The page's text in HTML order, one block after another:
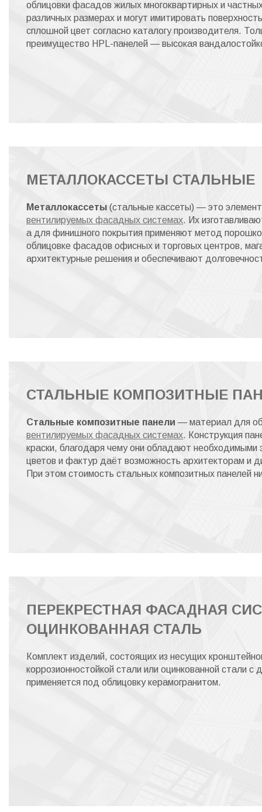
облицовки фасадов жилых многоквартирных и
различных размерах и могут имитировать
сплошной цвет согласно каталогу производителя.
преимущество HPL-панелей — высокая
МЕТАЛЛОКАССЕТЫ СТАЛЬНЫЕ
Металлокассеты (стальные кассеты) — это
вентилируемых фасадных системах. Их
а для финишного покрытия применяют метод
облицовке фасадов офисных и торговых центров,
архитектурные решения и обеспечивают
СТАЛЬНЫЕ КОМПОЗИТНЫЕ
Стальные композитные панели — материал для
вентилируемых фасадных системах. Конструкция
краски, благодаря чему они обладают необходимыми
цветов и фактур даёт возможность архитекторам и
При этом стоимость стальных композитных панелей
ПЕРЕКРЕСТНАЯ ФАСАДНАЯ
ОЦИНКОВАННАЯ СТАЛЬ
Комплект изделий, состоящих из несущих
коррозионностойкой стали или оцинкованной стали
применяется под облицовку керамогранитом.